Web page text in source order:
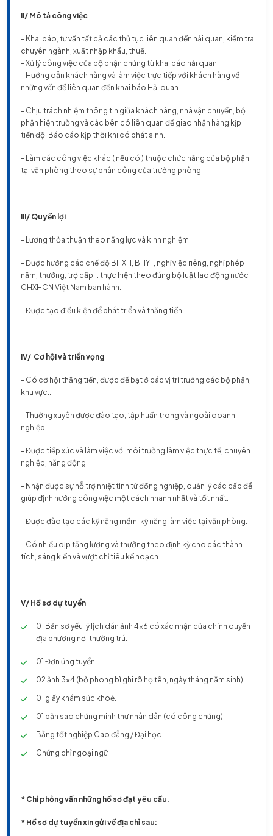
II/ Mô tả công việc
- Khai báo, tư vấn tất cả các thủ tục liên quan đến hải quan, kiểm tra
chuyên ngành, xuất nhập khẩu, thuế.
- Xử lý công việc của bộ phận chứng từ khai báo hải quan.
- Hướng dẫn khách hàng và làm việc trực tiếp với khách hàng về
những vấn đề liên quan đến khai báo Hải quan.
- Chịu trách nhiệm thông tin giữa khách hàng, nhà vận chuyển, bộ
phận hiện trường và các bên có liên quan để giao nhận hàng kịp
tiến độ. Báo cáo kịp thời khi có phát sinh.
- Làm các công việc khác ( nếu có ) thuộc chức năng của bộ phận
tại văn phòng theo sự phân công của trưởng phòng.
III/ Quyền lợi
- Lương thỏa thuận theo năng lực và kinh nghiệm.
- Được hưởng các chế độ BHXH, BHYT, nghỉ việc riêng, nghỉ phép
năm, thưởng, trợ cấp... thực hiện theo đúng bộ luật lao động nước
CHXHCN Việt Nam ban hành.
- Được tạo điều kiện để phát triển và thăng tiến.
IV/ Cơ hội và triển vọng
- Có cơ hội thăng tiến, được đề bạt ở các vị trí trưởng các bộ phận,
khu vực...
- Thường xuyên được đào tạo, tập huấn trong và ngoài doanh
nghiệp.
- Được tiếp xúc và làm việc với môi trường làm việc thực tế, chuyên
nghiệp, năng động.
- Nhận được sự hỗ trợ nhiệt tình từ đồng nghiệp, quản lý các cấp để
giúp định hướng công việc một cách nhanh nhất và tốt nhất.
- Được đào tạo các kỹ năng mềm, kỹ năng làm việc tại văn phòng.
- Có nhiều dịp tăng lương và thưởng theo định kỳ cho các thành
tích, sáng kiến và vượt chỉ tiêu kế hoạch...
V/ Hồ sơ dự tuyển
01 Bản sơ yếu lý lịch dán ảnh 4x6 có xác nhận của chính quyền
địa phương nơi thường trú.
01 Đơn ứng tuyển.
02 ảnh 3x4 (bỏ phong bì ghi rõ họ tên, ngày tháng năm sinh).
01 giấy khám sức khoẻ.
01 bản sao chứng minh thư nhân dân (có công chứng).
Bằng tốt nghiệp Cao đẳng / Đại học
Chứng chỉ ngoại ngữ
* Chỉ phỏng vấn những hồ sơ đạt yêu cầu.
* Hồ sơ dự tuyển xin gửi về địa chỉ sau: